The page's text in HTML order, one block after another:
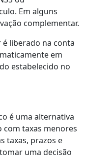
Em alguns
complementar.
é liberado na conta
em
estabelecido no
é uma alternativa
com taxas menores
taxas, prazos e
uma decisão